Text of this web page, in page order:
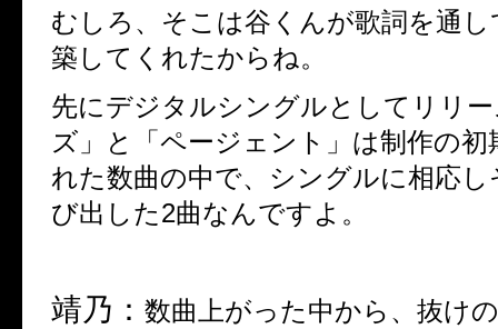
むしろ、そこは谷くんが歌詞を通し
築してくれたからね。
先にデジタルシングルとしてリリ
ズ」と「ページェント」は制作の初
れた数曲の中で、シングルに相応
び出した2曲なんですよ。
靖乃： 数曲上がった中から、抜け